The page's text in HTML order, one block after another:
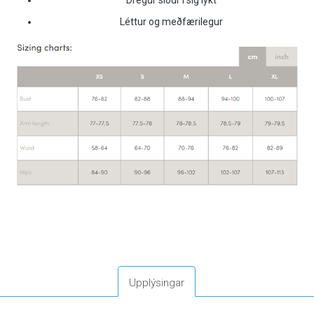
Léttur og meðfærilegur
Upplýsingar